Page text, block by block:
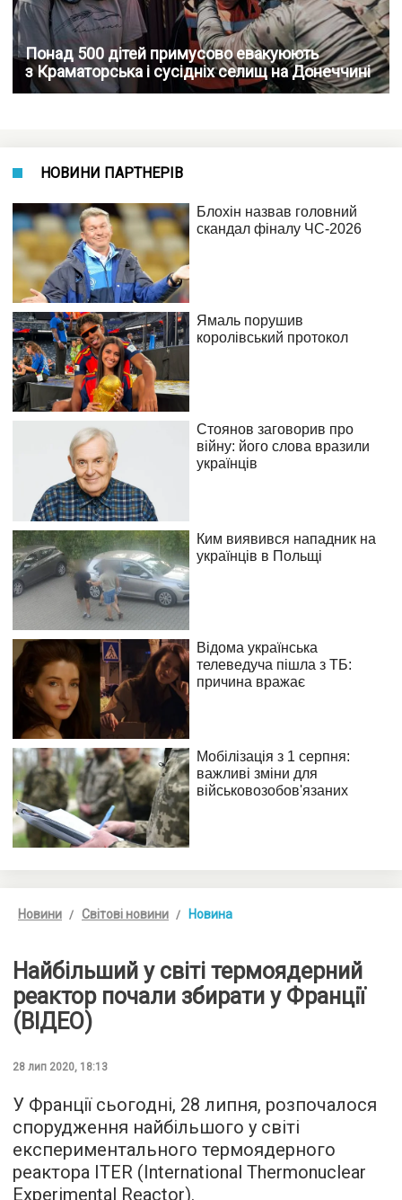
Понад 500 дітей примусово евакуюють
з Краматорська і сусідніх селищ на Донеччині
НОВИНИ ПАРТНЕРІВ
Новини Світові новини Новина
Найбільший у світі термоядерний
реактор почали збирати у Франції
(ВІДЕО)
28 лип 2020, 18:13
У Франції сьогодні, 28 липня, розпочалося
спорудження найбільшого у світі
експериментального термоядерного
реактора ITER (International Thermonuclear
Experimental Reactor).